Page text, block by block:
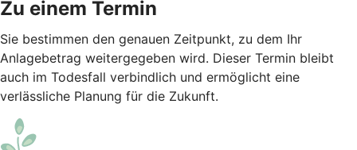
Zu einem Termin
Sie bestimmen den genauen Zeitpunkt, zu dem Ihr
Anlagebetrag weitergegeben wird. Dieser Termin bleibt
auch im Todesfall verbindlich und ermöglicht eine
verlässliche Planung für die Zukunft.